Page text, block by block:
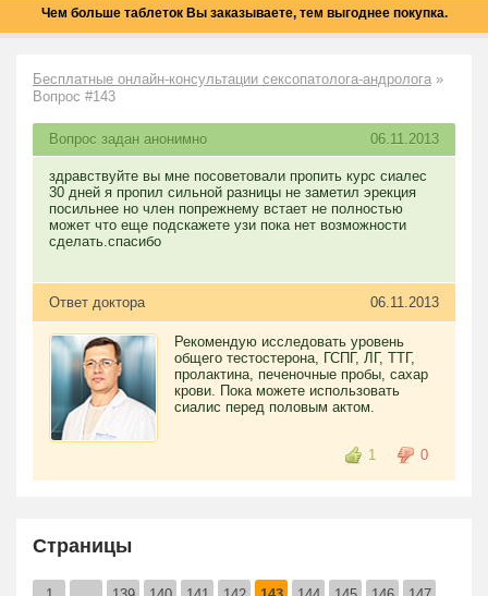
Чем больше таблеток Вы заказываете, тем выгоднее покупка.
Бесплатные онлайн-консультации сексопатолога-андролога »
Вопрос #143
Вопрос задан анонимно 06.11.2013
здравствуйте вы мне посоветовали пропить курс сиалес
30 дней я пропил сильной разницы не заметил эрекция
посильнее но член попрежнему встает не полностью
может что еще подскажете узи пока нет возможности
сделать.спасибо
Ответ доктора 06.11.2013
Рекомендую исследовать уровень
общего тестостерона, ГСПГ, ЛГ, ТТГ,
пролактина, печеночные пробы, сахар
крови. Пока можете использовать
сиалис перед половым актом.
1 0
Страницы